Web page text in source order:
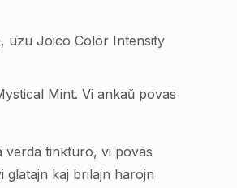
uzu Joico Color Intensity
Mint. Vi ankaŭ povas
verda tinkturo, vi povas
glatajn kaj brilajn harojn